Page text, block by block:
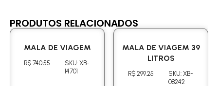
PRODUTOS RELACIONADOS
MALA DE VIAGEM
R$ 740.55
SKU: XB-
14701
MALA DE VIAGEM 39
LITROS
R$ 299.25
SKU: XB-
08242